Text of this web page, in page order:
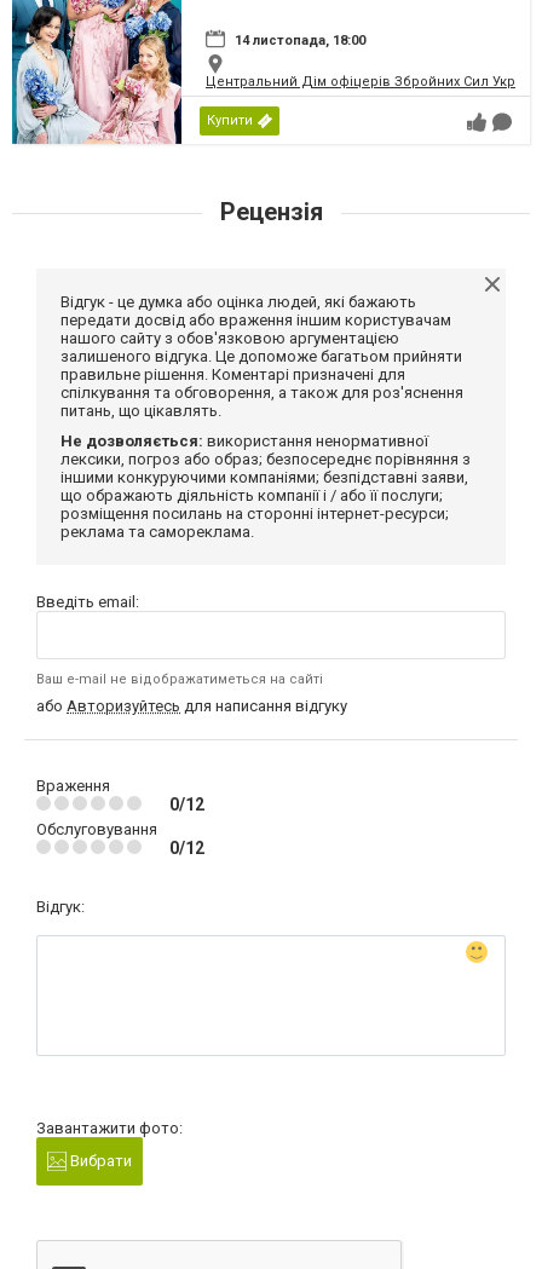
14 листопада, 18:00
Центральний Дім офіцерів Збройних Сил
Купити
Рецензія
Відгук - це думка або оцінка людей, які бажають
передати досвід або враження іншим користувачам
нашого сайту з обов'язковою аргументацією
залишеного відгука. Це допоможе багатьом прийняти
правильне рішення. Коментарі призначені для
спілкування та обговорення, а також для роз'яснення
питань, що цікавлять.
Не дозволяється: використання ненормативної
лексики, погроз або образ; безпосереднє порівняння з
іншими конкуруючими компаніями; безпідставні заяви,
що ображають діяльність компанії і / або її послуги;
розміщення посилань на сторонні інтернет-ресурси;
реклама та самореклама.
Введіть email:
Ваш e-mail не відображатиметься на сайті
або Авторизуйтесь для написання відгуку
Враження
0/12
Обслуговування
0/12
Відгук:
Завантажити фото:
Вибрати